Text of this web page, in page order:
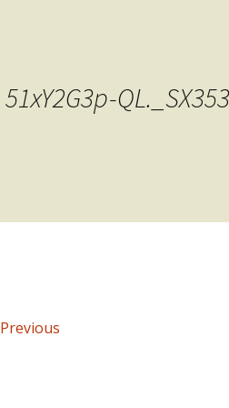
51xY2G3p-
Previous